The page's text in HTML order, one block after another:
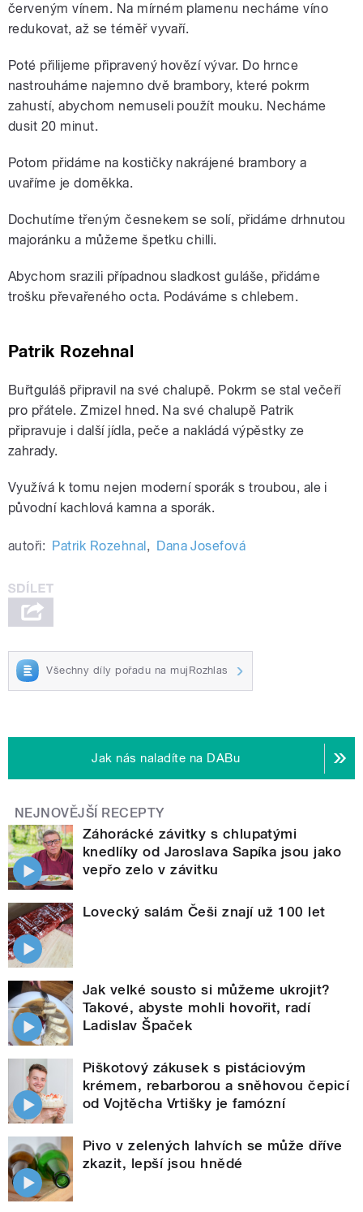
červeným vínem. Na mírném plamenu necháme víno
redukovat, až se téměř vyvaří.
Poté přilijeme připravený hovězí vývar. Do hrnce
nastrouháme najemno dvě brambory, které pokrm
zahustí, abychom nemuseli použít mouku. Necháme
dusit 20 minut.
Potom přidáme na kostičky nakrájené brambory a
uvaříme je doměkka.
Dochutíme třeným česnekem se solí, přidáme drhnutou
majoránku a můžeme špetku chilli.
Abychom srazili případnou sladkost guláše, přidáme
trošku převařeného octa. Podáváme s chlebem.
Patrik Rozehnal
Buřtguláš připravil na své chalupě. Pokrm se stal večeří
pro přátele. Zmizel hned. Na své chalupě Patrik
připravuje i další jídla, peče a nakládá výpěstky ze
zahrady.
Využívá k tomu nejen moderní sporák s troubou, ale i
původní kachlová kamna a sporák.
autoři: Patrik Rozehnal, Dana Josefová
Všechny díly pořadu na mujRozhlas
Jak nás naladíte na DABu
NEJNOVĚJŠÍ RECEPTY
Záhorácké závitky s chlupatými
knedlíky od Jaroslava Sapíka jsou jako
vepřo zelo v závitku
Lovecký salám Češi znají už 100 let
Jak velké sousto si můžeme ukrojit?
Takové, abyste mohli hovořit, radí
Ladislav Špaček
Piškotový zákusek s pistáciovým
krémem, rebarborou a sněhovou čepicí
od Vojtěcha Vrtišky je famózní
Pivo v zelených lahvích se může dříve
zkazit, lepší jsou hnědé